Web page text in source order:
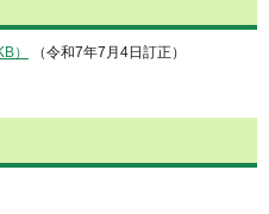
） （令和7年7月4日訂正）